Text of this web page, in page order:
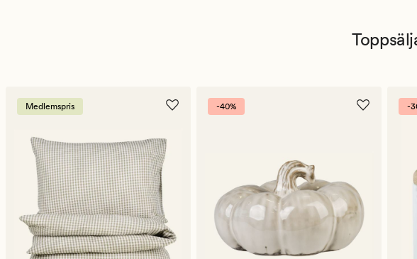
Medlemspris -40% -